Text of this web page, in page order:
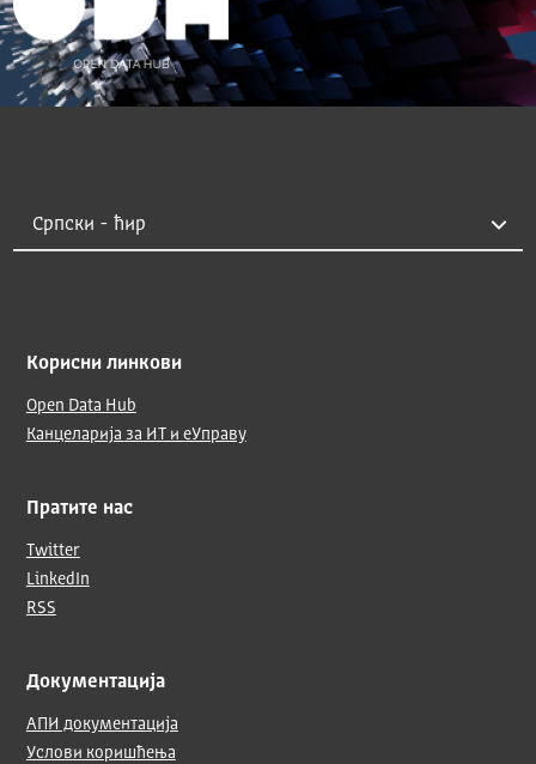
Корисни линкови
Open Data Hub
Канцеларија за ИТ и еУправу
Пратите нас
Twitter
LinkedIn
RSS
Документација
АПИ документација
Услови коришћења